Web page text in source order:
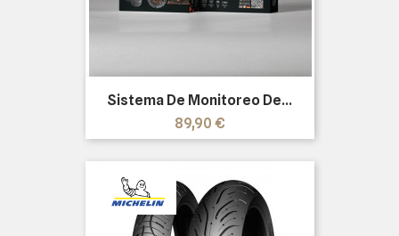
Sistema De Monitoreo De...
Precio
89,90 €